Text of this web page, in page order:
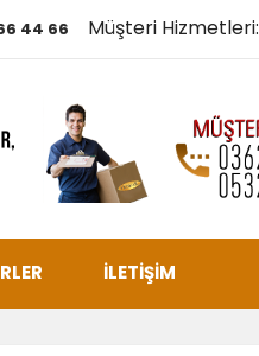
44 66 Müşteri Hizmetleri:
İLETİŞİM